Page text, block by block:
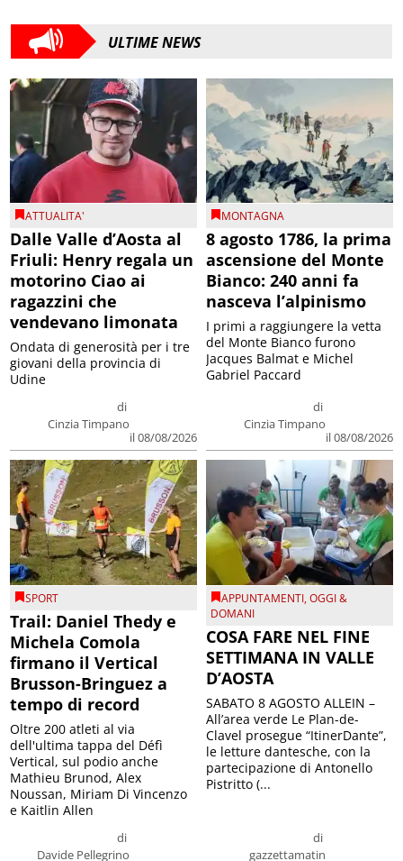
ULTIME NEWS
ATTUALITA'
Dalle Valle d’Aosta al
Friuli: Henry regala un
motorino Ciao ai
ragazzini che
vendevano limonata
di
Cinzia Timpano
il 08/08/2026
Ondata di generosità per i tre
giovani della provincia di
Udine
MONTAGNA
8 agosto 1786, la prima
ascensione del Monte
Bianco: 240 anni fa
nasceva l’alpinismo
di
Cinzia Timpano
il 08/08/2026
I primi a raggiungere la vetta
del Monte Bianco furono
Jacques Balmat e Michel
Gabriel Paccard
SPORT
Trail: Daniel Thedy e
Michela Comola
firmano il Vertical
Brusson-Bringuez a
tempo di record
di
Davide Pellegrino
Oltre 200 atleti al via
dell'ultima tappa del Défì
Vertical, sul podio anche
Mathieu Brunod, Alex
Noussan, Miriam Di Vincenzo
e Kaitlin Allen
APPUNTAMENTI,OGGI &
DOMANI
COSA FARE NEL FINE
SETTIMANA IN VALLE
D’AOSTA
di
gazzettamatin
SABATO 8 AGOSTO ALLEIN –
All’area verde Le Plan-de-
Clavel prosegue “ItinerDante”,
le letture dantesche, con la
partecipazione di Antonello
Pistritto (...